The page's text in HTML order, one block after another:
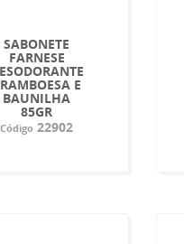
SABONETE
FARNESE
E
BAUNILHA
85GR
Código 22902